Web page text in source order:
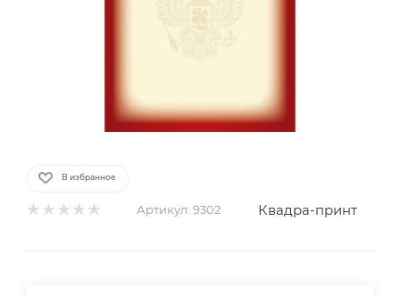
В избранное
Артикул: 9302 Квадра-принт